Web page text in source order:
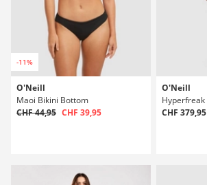
-11%
O'Neill
Maoi Bikini Bottom
CHF 44,95 CHF 39,95
O'Neill
CHF 379,95